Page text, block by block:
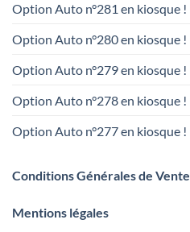
Option Auto n°281 en kiosque !
Option Auto n°280 en kiosque !
Option Auto n°279 en kiosque !
Option Auto n°278 en kiosque !
Option Auto n°277 en kiosque !
Conditions Générales de Vente
Mentions légales